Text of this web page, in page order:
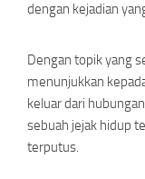
dengan kejadian
Dengan topik yang
menunjukkan
keluar dari
sebuah jejak hidup
terputus.